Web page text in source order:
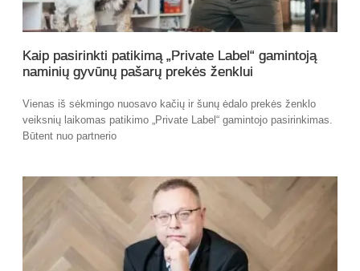
Kaip pasirinkti patikimą „Private Label“ gamintoją
naminių gyvūnų pašarų prekės ženklui
Vienas iš sėkmingo nuosavo kačių ir šunų ėdalo prekės ženklo
veiksnių laikomas patikimo „Private Label“ gamintojo pasirinkimas.
Būtent nuo partnerio